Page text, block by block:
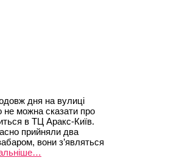
дня на вулиці
не можна сказати про
в ТЦ Аракс-Київ.
прийняли два
вони з’являться